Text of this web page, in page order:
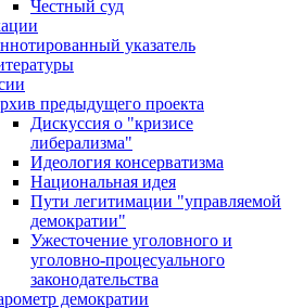
Честный суд
указатель
предыдущего проекта
Дискуссия о "кризисе
либерализма"
Идеология консерватизма
Национальная идея
Пути легитимации "управляемой
демократии"
Ужесточение уголовного и
уголовно-процесуального
законодательства
демократии